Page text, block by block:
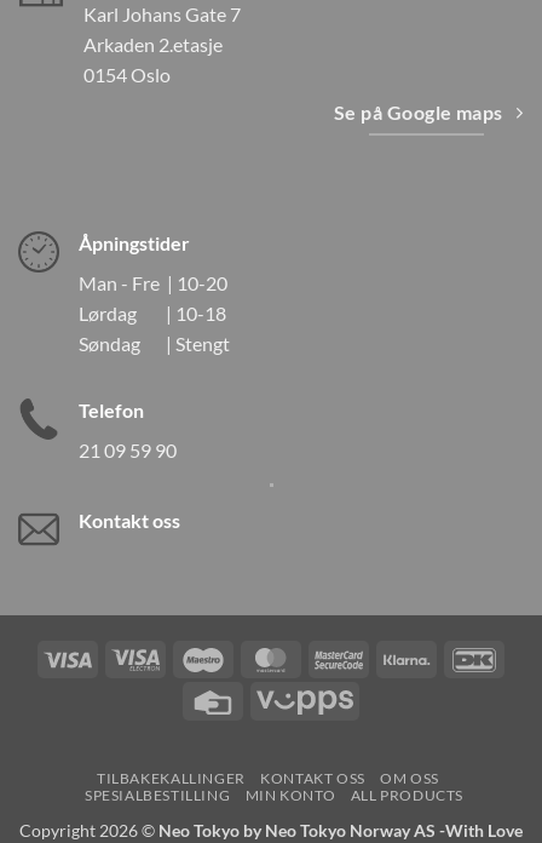
Karl Johans Gate 7
Arkaden 2.etasje
0154 Oslo
Se på Google maps
Åpningstider
Man - Fre | 10-20
Lørdag | 10-18
Søndag | Stengt
Telefon
21 09 59 90
Kontakt oss
Visa
Visa
Maestro MasterCardMasterCardKlarna
Credit
Vipps
TILBAKEKALLINGER KONTAKT OSS
OM OSS
SPESIALBESTILLING
MIN KONTO ALL PRODUCTS
Copyright 2026 © Neo Tokyo by Neo Tokyo Norway AS -With Love